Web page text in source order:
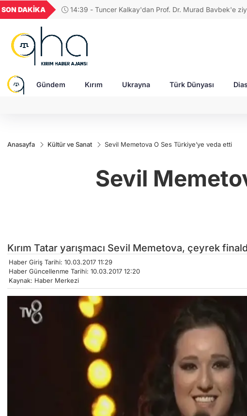
SON DAKİKA
12:18 - Ukrayna'dan Rusya'ya gece operasyonu: İki
GEL
18,2677
16,3788
27,9743
0,0018
Gündem Kırım Ukrayna Türk Dünyası
Anasayfa Kültür ve Sanat Sevil Memetova O Ses Türkiye’ye veda etti
Sevil
Kırım Tatar yarışmacı Sevil Memetova, çeyrek
Haber Giriş Tarihi: 10.03.2017 11:29
Haber Güncellenme Tarihi: 10.03.2017 12:20
Kaynak: Haber Merkezi